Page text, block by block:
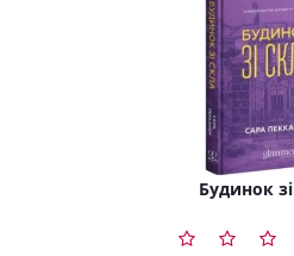
Будинок